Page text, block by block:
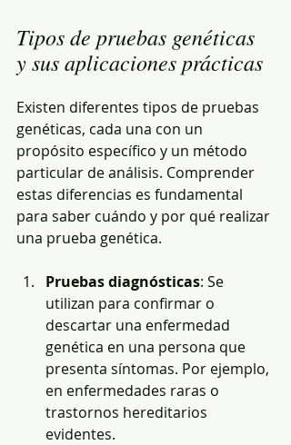
Tipos de pruebas genéticas
y sus aplicaciones prácticas
Existen diferentes tipos de pruebas
genéticas, cada una con un
propósito específico y un método
particular de análisis. Comprender
estas diferencias es fundamental
para saber cuándo y por qué realizar
una prueba genética.
Pruebas diagnósticas: Se
utilizan para confirmar o
descartar una enfermedad
genética en una persona que
presenta síntomas. Por ejemplo,
en enfermedades raras o
trastornos hereditarios
evidentes.